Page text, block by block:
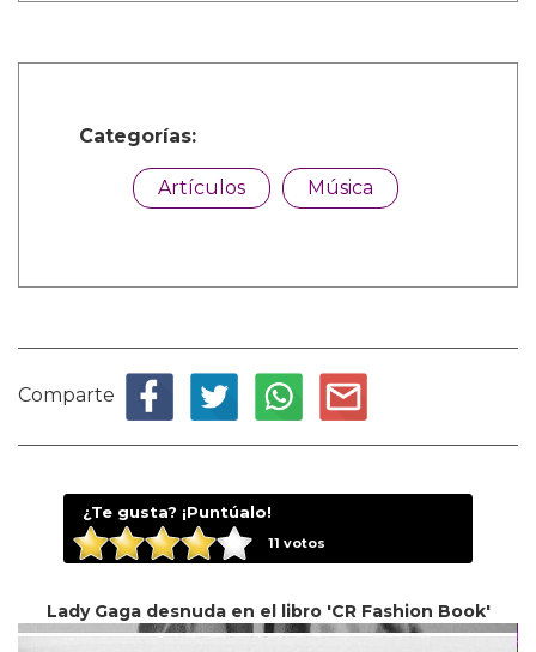
Categorías:
Artículos Música
Comparte
¿Te gusta? ¡Puntúalo!
11 votos
Lady Gaga desnuda en el libro 'CR Fashion Book'